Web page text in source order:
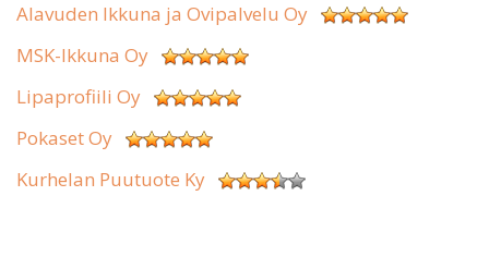
Alavuden Ikkuna ja Ovipalvelu Oy
MSK-Ikkuna Oy
Lipaprofiili Oy
Pokaset Oy
Kurhelan Puutuote Ky